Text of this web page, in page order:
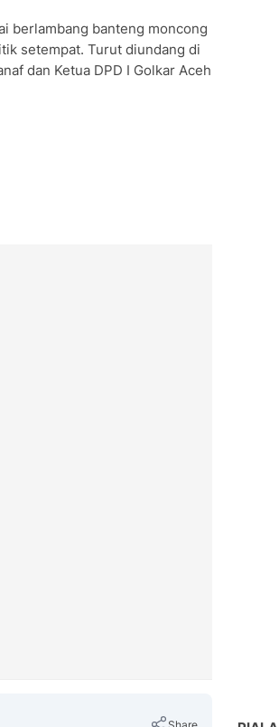
berlambang banteng moncong
setempat. Turut diundang di
dan Ketua DPD I Golkar Aceh
Share